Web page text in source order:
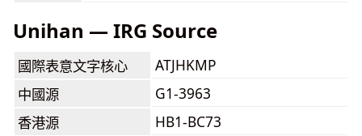
Unihan — IRG Source
國際表意文字核心
ATJHKMP
中國源
G1-3963
香港源
HB1-BC73